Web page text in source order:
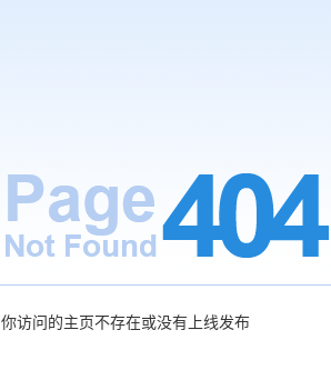
你访问的主页不存在或没有上线发布